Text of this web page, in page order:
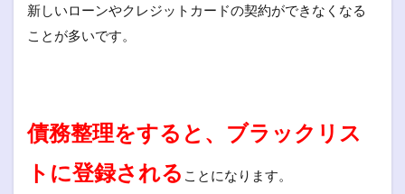
新しいローンやクレジットカードの契約ができなくなる
ことが多いです。
債務整理をすると、ブラックリス
トに登録される ことになります。